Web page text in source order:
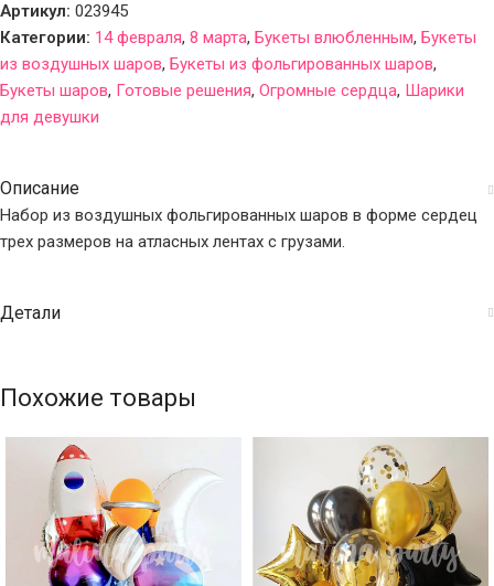
Артикул: 023945
Категории: 14 февраля, 8 марта, Букеты влюбленным, Букеты
из воздушных шаров, Букеты из фольгированных шаров,
Букеты шаров, Готовые решения, Огромные сердца, Шарики
для девушки
Описание
Набор из воздушных фольгированных шаров в форме сердец
трех размеров на атласных лентах с грузами.
Детали
Похожие товары